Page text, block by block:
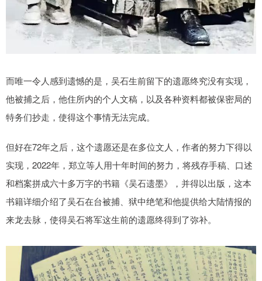
而唯一令人感到遗憾的是，吴石生前留下的遗愿终究没有实现，
他被捕之后，他住所内的个人文稿，以及各种资料都被保密局的
特务们抄走，使得这个事情无法完成。
但好在72年之后，这个遗愿还是在多位文人，作者的努力下得以
实现，2022年，郑立等人用十年时间的努力，将残存手稿、口述
和档案拼成六十多万字的书籍《吴石遗墨》，并得以出版，这本
书籍详细介绍了吴石在台被捕、狱中绝笔和他提供给大陆情报的
来龙去脉，使得吴石将军这生前的遗愿终得到了弥补。